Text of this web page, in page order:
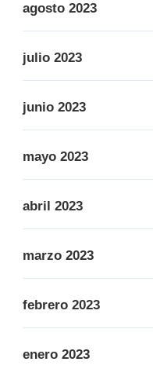
agosto 2023
julio 2023
junio 2023
mayo 2023
abril 2023
marzo 2023
febrero 2023
enero 2023